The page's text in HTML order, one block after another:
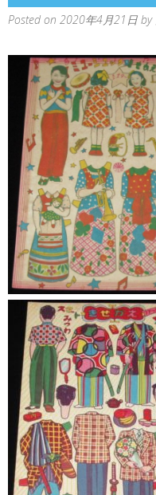
Posted on 2020年4月21日 by